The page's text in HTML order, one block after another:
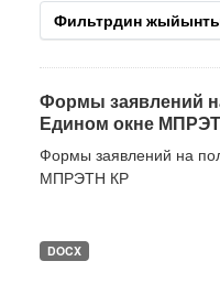
Фильтрдин
Формы заявлений
Едином окне
Формы заявлений на
МПРЭТН КР
DOCX